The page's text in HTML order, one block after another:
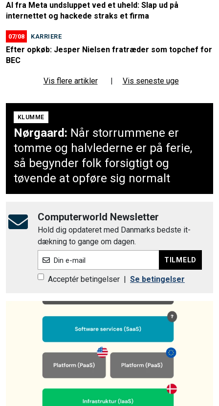
AI fra Meta undsluppet ved et uheld: Slap ud på
internettet og hackede straks et firma
07/08 KARRIERE
Efter opkøb: Jesper Nielsen fratræder som topchef for
BEC
Vis flere artikler Vis seneste uge
KLUMME
Nørgaard: Når storrummene er
tomme og halvlederne er på ferie,
så begynder folk forsigtigt og
tøvende at opføre sig normalt
Computerworld Newsletter
Hold dig opdateret med Danmarks bedste it-
dækning to gange om dagen.
Din e-mail TILMELD
Acceptér betingelser Se betingelser